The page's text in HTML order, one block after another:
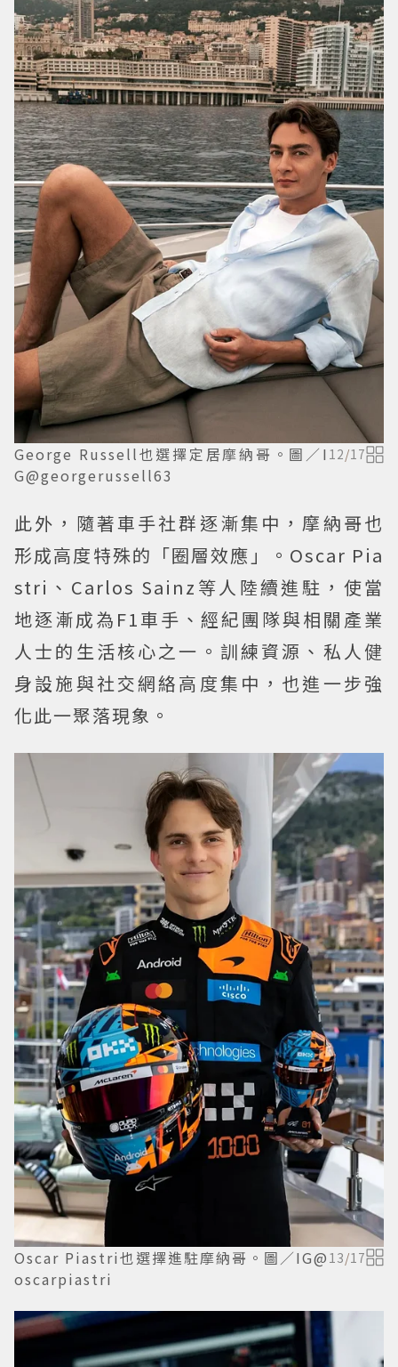
George Russell也選擇定居摩納哥。圖／I
G@georgerussell63
12/17
此外，隨著車手社群逐漸集中，摩納哥也
形成高度特殊的「圈層效應」。Oscar Pia
stri、Carlos Sainz等人陸續進駐，使當
地逐漸成為F1車手、經紀團隊與相關產業
人士的生活核心之一。訓練資源、私人健
身設施與社交網絡高度集中，也進一步強
化此一聚落現象。
Oscar Piastri也選擇進駐摩納哥。圖／IG@
oscarpiastri
13/17